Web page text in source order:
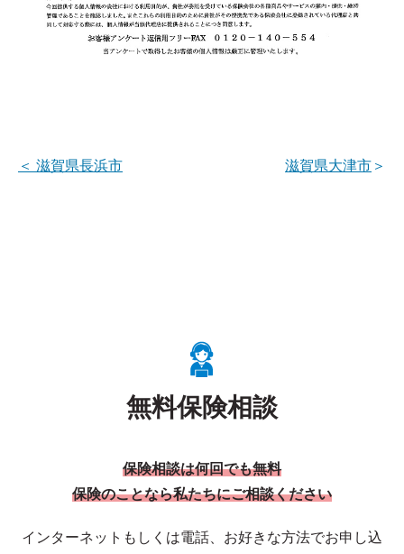
＜ 滋賀県長浜市 ＞
滋賀県大津市
無料保険相談
保険相談は何回でも無料
保険のことなら私たちにご相談ください
インターネットもしくは電話、お好きな方法でお申し込